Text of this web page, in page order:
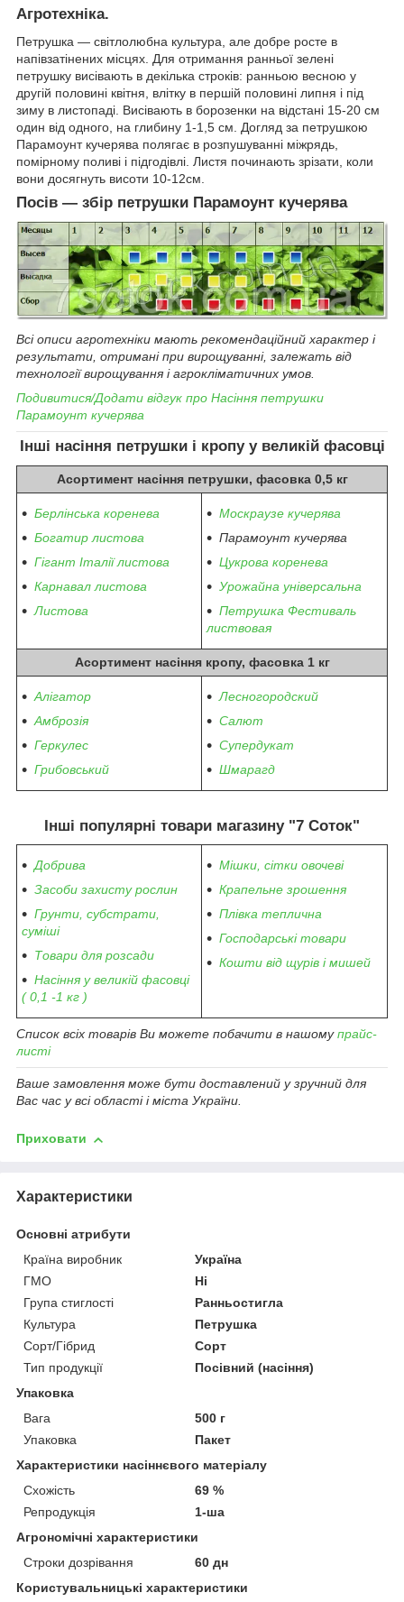
Агротехніка.
Петрушка ― світлолюбна культура, але добре росте в
напівзатінених місцях. Для отримання ранньої зелені
петрушку висівають в декілька строків: ранньою весною у
другій половині квітня, влітку в першій половині липня і під
зиму в листопаді. Висівають в борозенки на відстані 15-20 см
один від одного, на глибину 1-1,5 см. Догляд за петрушкою
Парамоунт кучерява полягає в розпушуванні міжрядь,
помірному поливі і підгодівлі. Листя починають зрізати, коли
вони досягнуть висоти 10-12см.
Посів ― збір петрушки Парамоунт кучерява
Всі описи агротехніки мають рекомендаційний характер і
результати, отримані при вирощуванні, залежать від
технології вирощування і агрокліматичних умов.
Подивитися/Додати відгук про Насіння петрушки
Парамоунт кучерява
Інші насіння петрушки і кропу у великій фасовці
Асортимент насіння петрушки, фасовка 0,5 кг
Берлінська коренева
Богатир листова
Гігант Італії листова
Карнавал листова
Листова
Москраузе кучерява
Парамоунт кучерява
Цукрова коренева
Урожайна універсальна
Петрушка Фестиваль
листвовая
Асортимент насіння кропу, фасовка 1 кг
Алігатор
Амброзія
Геркулес
Грибовський
Лесногородский
Салют
Супердукат
Шмарагд
Інші популярні товари магазину "7 Соток"
Добрива
Засоби захисту рослин
Грунти, субстрати,
суміші
Товари для розсади
Насіння у великій фасовці
( 0,1 -1 кг )
Мішки, сітки овочеві
Крапельне зрошення
Плівка теплична
Господарські товари
Кошти від щурів і мишей
Список всіх товарів Ви можете побачити в нашомупрайс-
листі
Ваше замовлення може бути доставлений у зручний для
Вас час у всі області і міста України.
Приховати
Характеристики
Основні атрибути
Країна виробник
Україна
ГМО
Ні
Група стиглості
Ранньостигла
Культура
Петрушка
Сорт/Гібрид
Сорт
Тип продукції
Посівний (насіння)
Упаковка
Вага
500 г
Упаковка
Пакет
Характеристики насіннєвого матеріалу
Схожість
69 %
Репродукція
1-ша
Агрономічні характеристики
Строки дозрівання
60 дн
Користувальницькі характеристики